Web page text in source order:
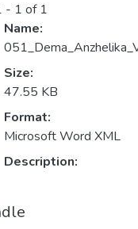
- 1 of 1
Name:
Size:
47.55 KB
Format:
Microsoft Word XML
Description: